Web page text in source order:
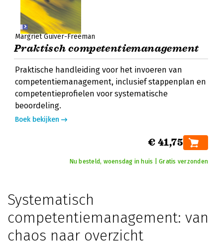
Margriet Guiver-Freeman
Praktisch competentiemanagement
Praktische handleiding voor het invoeren van
competentiemanagement, inclusief stappenplan en
competentieprofielen voor systematische
beoordeling.
Boek bekijken
€ 41,75
Nu besteld, woensdag in huis | Gratis verzonden
Systematisch
competentiemanagement: van
chaos naar overzicht